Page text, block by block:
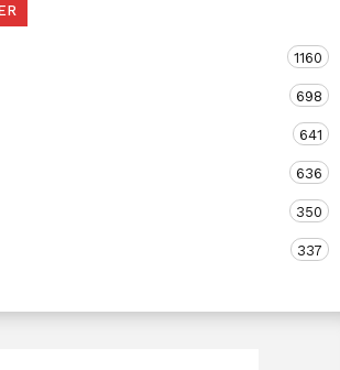
1160
698
641
636
350
337